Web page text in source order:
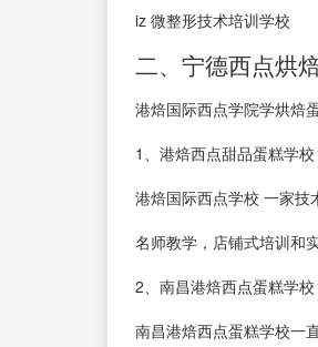
iz 微整形技术培训学校
二、宁德西点烘
港焙国际西点学院学烘焙
1、港焙西点甜品蛋糕学校
港焙国际西点学校 一家技
名师教学，店铺式培训和
2、南昌港焙西点蛋糕学校
南昌港焙西点蛋糕学校一